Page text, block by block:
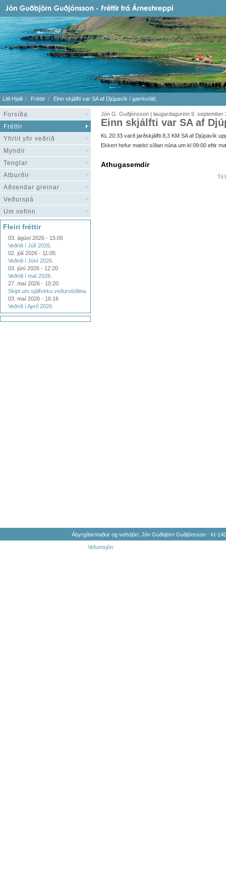
Litli Hjalli Fréttir Einn skjálfti var SA af Djúpavík í gærkvöld.
Forsíða
Fréttir
Yfirlit yfir veðrið
Myndir
Tenglar
Atburðir
Aðsendar greinar
Veðurspá
Um vefinn
Fleiri fréttir
03. ágúst 2026 - 15:05
Veðrið í Júlí 2026.
02. júlí 2026 - 11:05
Veðrið í Júní 2026.
03. júní 2026 - 12:20
Veðrið í maí 2026.
27. maí 2026 - 10:20
Skipt um sjálfvirku veðurstöðina.
03. maí 2026 - 16:16
Veðrið í Apríl 2026.
Jón G. Guðjónsson | laugardagurinn 9. september
Einn skjálfti var SA af
KL 20:33 varð jarðskjálfti 8,3 KM SA af Djúpavík
Ekkert hefur mælst síðan núna um kl 09:00 eftir
Athugasemdir
Til
Ábyrgðarmaður og vefstjóri: Jón Guðbjörn Guðjónsson - kt-
Vefumsjón